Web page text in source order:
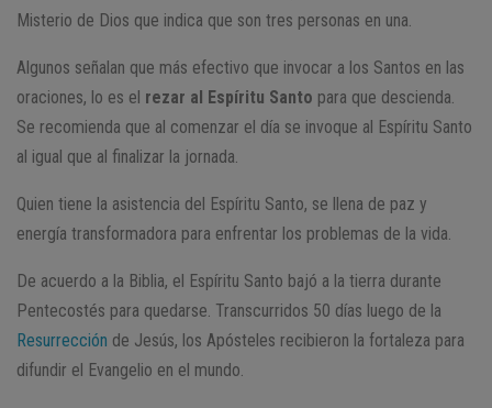
Misterio de Dios que indica que son tres personas en una.
Algunos señalan que más efectivo que invocar a los Santos en las
oraciones, lo es el rezar al Espíritu Santo para que descienda.
Se recomienda que al comenzar el día se invoque al Espíritu Santo
al igual que al finalizar la jornada.
Quien tiene la asistencia del Espíritu Santo, se llena de paz y
energía transformadora para enfrentar los problemas de la vida.
De acuerdo a la Biblia, el Espíritu Santo bajó a la tierra durante
Pentecostés para quedarse. Transcurridos 50 días luego de la
Resurrección de Jesús, los Apósteles recibieron la fortaleza para
difundir el Evangelio en el mundo.